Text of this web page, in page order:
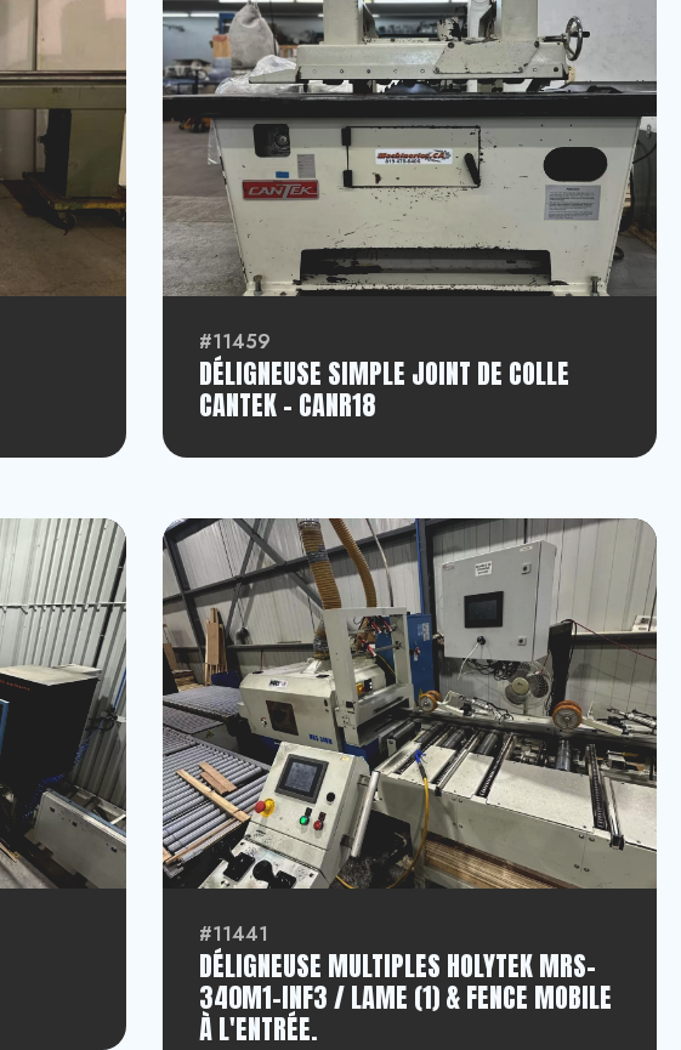
#11459
DÉLIGNEUSE SIMPLE JOINT DE COLLE
CANTEK - CANR18
#11441
DÉLIGNEUSE MULTIPLES HOLYTEK MRS-
340M1-INF3 / LAME (1) & FENCE MOBILE
À L'ENTRÉE.